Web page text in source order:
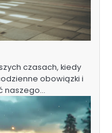
czasach, kiedy
obowiązki i
naszego…